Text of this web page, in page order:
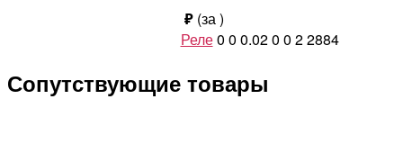
₽ (за)
Реле0 0 0.020 0 22884
Сопутствующие товары